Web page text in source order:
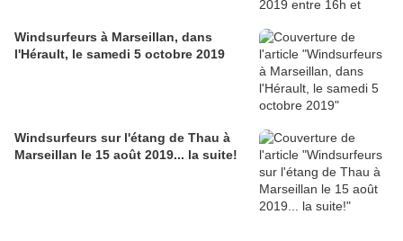
Windsurfeurs à Marseillan, dans
l'Hérault, le samedi 5 octobre 2019
Windsurfeurs sur l'étang de Thau à
Marseillan le 15 août 2019... la suite!